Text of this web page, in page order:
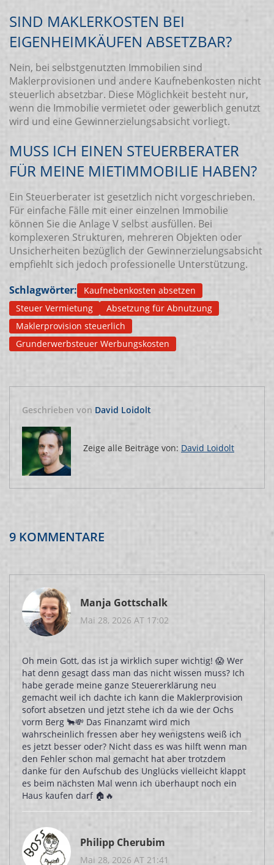
SIND MAKLERKOSTEN BEI
EIGENHEIMKÄUFEN ABSETZBAR?
Nein, bei selbstgenutzten Immobilien sind
Maklerprovisionen und andere Kaufnebenkosten nicht
steuerlich absetzbar. Diese Möglichkeit besteht nur,
wenn die Immobilie vermietet oder gewerblich genutzt
wird und eine Gewinnerzielungsabsicht vorliegt.
MUSS ICH EINEN STEUERBERATER
FÜR MEINE MIETIMMOBILIE HABEN?
Ein Steuerberater ist gesetzlich nicht vorgeschrieben.
Für einfache Fälle mit einer einzelnen Immobilie
können Sie die Anlage V selbst ausfüllen. Bei
komplexeren Strukturen, mehreren Objekten oder
Unsicherheiten bezüglich der Gewinnerzielungsabsicht
empfiehlt sich jedoch professionelle Unterstützung.
Schlagwörter:
Kaufnebenkosten absetzen
Steuer Vermietung
Absetzung für Abnutzung
Maklerprovision steuerlich
Grunderwerbsteuer Werbungskosten
Geschrieben von David Loidolt
Zeige alle Beiträge von: David Loidolt
9 KOMMENTARE
Manja Gottschalk
Mai 28, 2026 AT 17:02
Oh mein Gott, das ist ja wirklich super wichtig! 😱 Wer
hat denn gesagt dass man das nicht wissen muss? Ich
habe gerade meine ganze Steuererklärung neu
gemacht weil ich dachte ich kann die Maklerprovision
sofort absetzen und jetzt stehe ich da wie der Ochs
vorm Berg 🐂💸 Das Finanzamt wird mich
wahrscheinlich fressen aber hey wenigstens weiß ich
es jetzt besser oder? Nicht dass es was hilft wenn man
den Fehler schon mal gemacht hat aber trotzdem
danke für den Aufschub des Unglücks vielleicht klappt
es beim nächsten Mal wenn ich überhaupt noch ein
Haus kaufen darf 🏠🔥
Philipp Cherubim
Mai 28, 2026 AT 21:41